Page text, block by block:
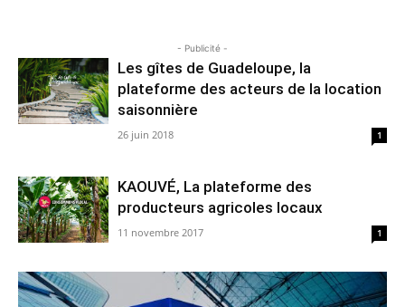
- Publicité -
Les gîtes de Guadeloupe, la
plateforme des acteurs de la location
saisonnière
26 juin 2018 1
KAOUVÉ, La plateforme des
producteurs agricoles locaux
11 novembre 2017 1